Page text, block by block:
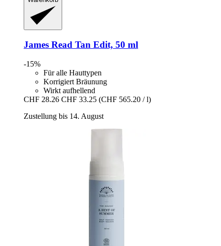
James Read Tan Edit, 50 ml
-15%
Für alle Hauttypen
Korrigiert Bräunung
Wirkt aufhellend
CHF 28.26 CHF 33.25 (CHF 565.20 / l)
Zustellung bis 14. August